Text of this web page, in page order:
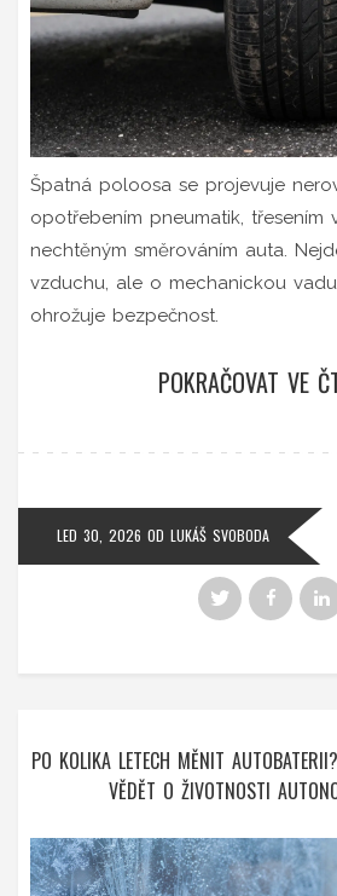
Špatná poloosa se projevuje
opotřebením pneumatik, třesením
nechtěným směrováním auta.
vzduchu, ale o mechanickou
ohrožuje bezpečnost.
POKRAČOVAT VE
LED 30, 2026 OD LUKÁŠ SVOBODA
PO KOLIKA LETECH MĚNIT
VĚDĚT O ŽIVOTNOSTI